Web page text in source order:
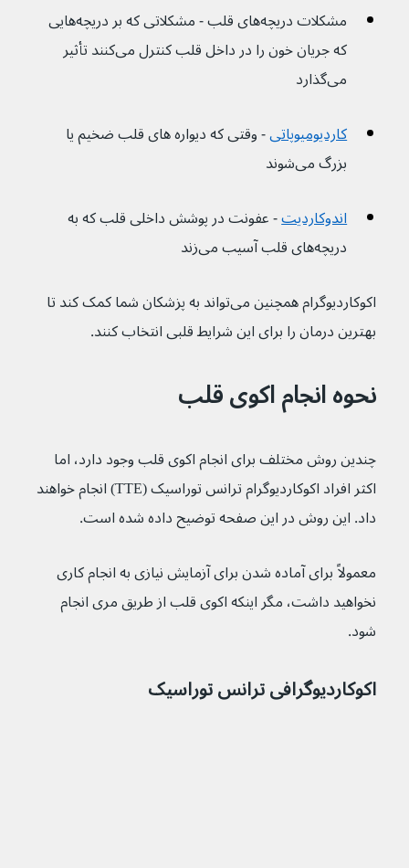
مشکلات دریچه‌های قلب - مشکلاتی که بر دریچه‌هایی
که جریان خون را در داخل قلب کنترل می‌کنند تأثیر
می‌گذارد
کاردیومیوپاتی - وقتی که دیواره های قلب ضخیم یا
بزرگ می‌شوند
اندوکاردیت - عفونت در پوشش داخلی قلب که به
دریچه‌های قلب آسیب می‌زند
اکوکاردیوگرام همچنین می‌تواند به پزشکان شما کمک کند تا
بهترین درمان را برای این شرایط قلبی انتخاب کنند.
نحوه انجام اکوی قلب
چندین روش مختلف برای انجام اکوی قلب وجود دارد، اما
اکثر افراد اکوکاردیوگرام ترانس توراسیک (TTE) انجام خواهند
داد. این روش در این صفحه توضیح داده شده است.
معمولاً برای آماده شدن برای آزمایش نیازی به انجام کاری
نخواهید داشت، مگر اینکه اکوی قلب از طریق مری انجام
شود.
اکوکاردیوگرافی ترانس توراسیک